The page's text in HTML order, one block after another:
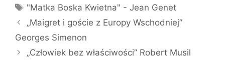
Tagi
"Matka Boska Kwietna" - Jean Genet
„Maigret i goście z Europy Wschodniej”
Georges Simenon
„Człowiek bez właściwości” Robert Musil